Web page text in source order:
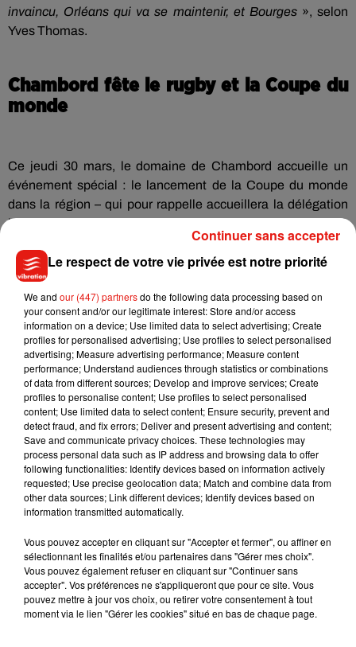
invaincu, Orléans qui va se maintenir, et Bourges», selon
Yves Thomas.
Chambord fête le rugby et la Coupe du
monde
Ce jeudi 30 mars, le domaine de Chambord accueille un
événement spécial : le lancement de la Coupe du monde
dans la région – qui pour rappelle accueillera la délégation
irlandaise à Tours pendant la compétition. Le trophée
Webb
sera visible également. Cette soirée sera également
l’occasion de lancer leRugby Heritage Cupqui aura lieu
début septembre à Pontlevoy. Il s’agit de la première coupe
du monde des collèges, 20 pays sont inscrits.
Demain,« 500 scolaires sont invités à découvrir le rugby
devant le château et samedi, de jeunes licenciés
participeront à des ateliers rugby et à un jeu de piste »,
énumère Yves Thomas qui n’oublie pas de rappeler au
passage que Tours accueillera un match de l’équipe de
France féminine des moins de 20 ans. Ce sera face à
l’Angleterre, le 15 avril au stade de la Vallée du Cher.
Musique
Benny Blanco invite Selena Gomez et
Becky G sur son nouveau single
Le respect de votre vie privée est notre priorité
We and our (447) partnersdo the following data processing based on
your consent and/or our legitimate interest: Store and/or access
information on a device; Use limited data to select advertising; Create
profiles for personalised advertising; Use profiles to select personalised
advertising; Measure advertising performance; Measure content
performance; Understand audiences through statistics or combinations
of data from different sources; Develop and improve services; Create
profiles to personalise content; Use profiles to select personalised
content; Use limited data to select content; Ensure security, prevent and
detect fraud, and fix errors; Deliver and present advertising and content;
Save and communicate privacy choices. These technologies may
process personal data such as IP address and browsing data to offer
following functionalities: Identify devices based on information actively
requested; Use precise geolocation data; Match and combine data from
other data sources; Link different devices; Identify devices based on
information transmitted automatically.
Vous pouvez accepter en cliquant sur "Accepter et fermer", ou affiner en
sélectionnant les finalités et/ou partenaires dans "Gérer mes choix".
Vous pouvez également refuser en cliquant sur "Continuer sans
accepter". Vos préférences ne s'appliqueront que pour ce site. Vous
pouvez mettre à jour vos choix, ou retirer votre consentement à tout
moment via le lien "Gérer les cookies" situé en bas de chaque page.
Continuer sans accepter